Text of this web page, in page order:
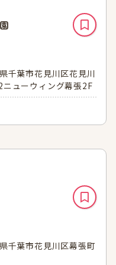
千葉市花見川区花見川
ューウィング幕張2F
千葉市花見川区幕張町